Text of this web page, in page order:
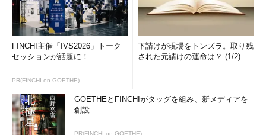
FINCHI主催「IVS2026」トーク
セッションが話題に！
PR(FINCHI on GOETHE)
下請けが現場をトンズラ。取り残
された元請けの運命は？ (1/2)
GOETHEとFINCHIがタッグを組み、新メディアを
創設
PR(FINCHI on GOETHE)